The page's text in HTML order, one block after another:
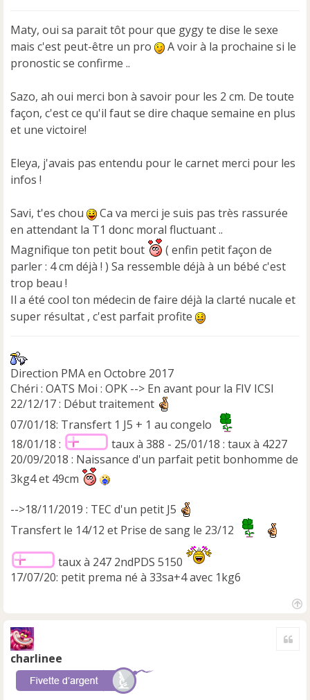
s
a
g
e
n
l
u
Maty, oui sa parait tôt pour que gygy te dise le sexe
mais c'est peut-être un pro
A voir à la prochaine si le
pronostic se confirme ..
Sazo, ah oui merci bon à savoir pour les 2 cm. De toute
façon, c'est ce qu'il faut se dire chaque semaine en plus
et une victoire!
Eleya, j'avais pas entendu pour le carnet merci pour les
infos !
Savi, t'es chou
Ca va merci je suis pas très rassurée
en attendant la T1 donc moral fluctuant ..
Magnifique ton petit bout
( enfin petit façon de
parler : 4 cm déjà ! ) Sa ressemble déjà à un bébé c'est
trop beau !
Il a été cool ton médecin de faire déjà la clarté nucale et
super résultat , c'est parfait profite
Direction PMA en Octobre 2017
Chéri : OATS Moi : OPK --> En avant pour la FIV ICSI
22/12/17 : Début traitement
07/01/18: Transfert 1 J5 + 1 au congelo
18/01/18 :
taux à 388 - 25/01/18 : taux à 4227
20/09/2018 : Naissance d'un parfait petit bonhomme de
3kg4 et 49cm
-->18/11/2019 : TEC d'un petit J5
Transfert le 14/12 et Prise de sang le 23/12
taux à 247 2ndPDS 5150
17/07/20: petit prema né à 33sa+4 avec 1kg6
charlinee